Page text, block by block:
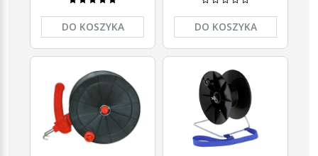
DO KOSZYKA DO KOSZYKA